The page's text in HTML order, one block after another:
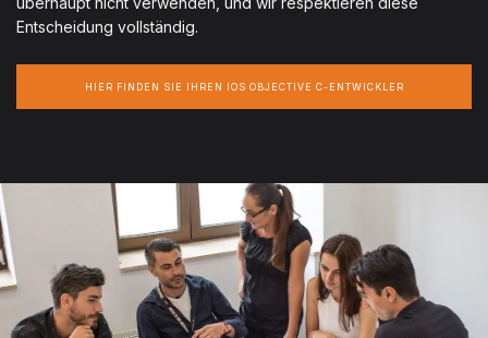
Entscheidung vollständig.
HIER FINDEN SIE IHREN IOS OBJECTIVE C-ENTWICKLER